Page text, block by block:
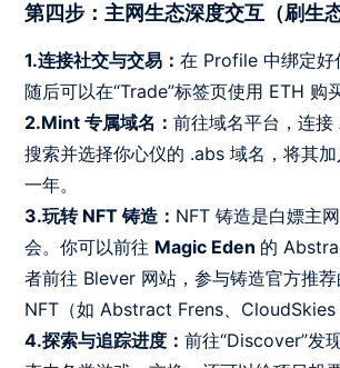
第四步：主网生态深度交互（刷生
1.连接社交与交易：在 Profile 中绑定好
随后可以在“Trade”标签页使用 ETH 购
2.Mint 专属域名：前往域名平台，连
搜索并选择你心仪的 .abs 域名，将其
一年。
3.玩转 NFT 铸造： NFT 铸造是白嫖主
会。你可以前往 Magic Eden 的
者前往 Blever 网站，参与铸造官方推
NFT（如 Abstract Frens、CloudSkies
4.探索与追踪进度：前往“Discover”发